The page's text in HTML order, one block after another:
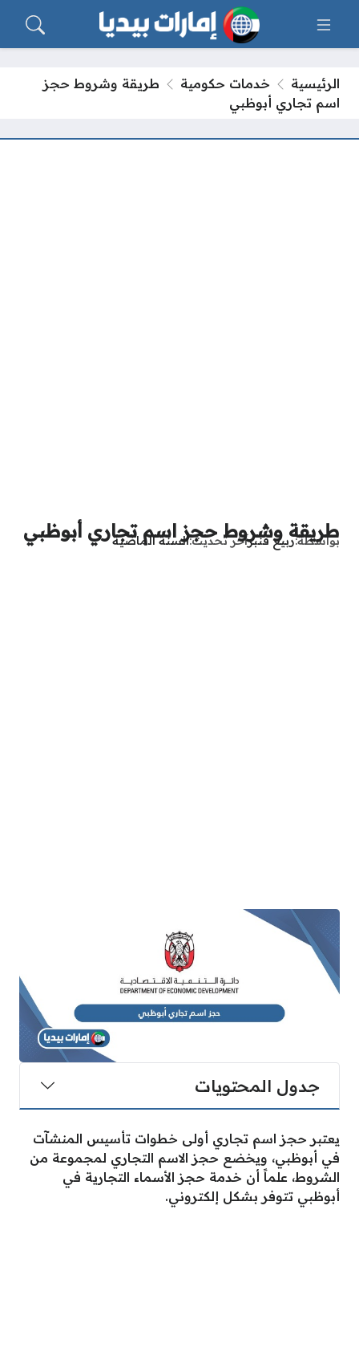
الرئيسية خدمات حكومية
طريقة وشروط حجز
اسم تجاري أبوظبي
طريقة وشروط حجز اسم تجاري أبوظبي
بواسطةربيع قنبرآخر تحديثالسنة الماضية
جدول المحتويات
يعتبر حجز اسم تجاري أولى خطوات تأسيس المنشآت
في أبوظبي، ويخضع حجز الاسم التجاري لمجموعة من
الشروط، علماً أن خدمة حجز الأسماء التجارية في
أبوظبي تتوفر بشكل إلكتروني.